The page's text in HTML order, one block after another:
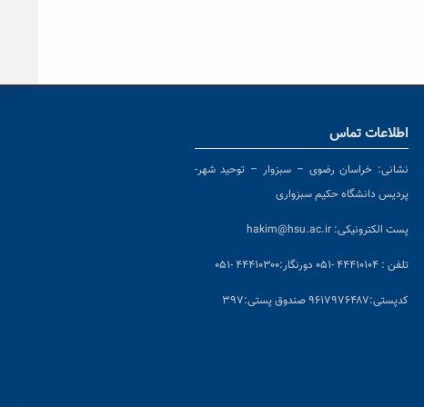
اطلاعات تماس
نشانی: خراسان رضوی – سبزوار – توحید شهر-
پردیس دانشگاه حکیم سبزواری
پست الکترونیکی: hakim@hsu.ac.ir
تلفن : ۴۴۴۱۰۱۰۴ -۰۵۱ دورنگار:۴۴۴۱۰۳۰۰ -۰۵۱
کدپستی:۹۶۱۷۹۷۶۴۸۷ صندوق پستی:۳۹۷